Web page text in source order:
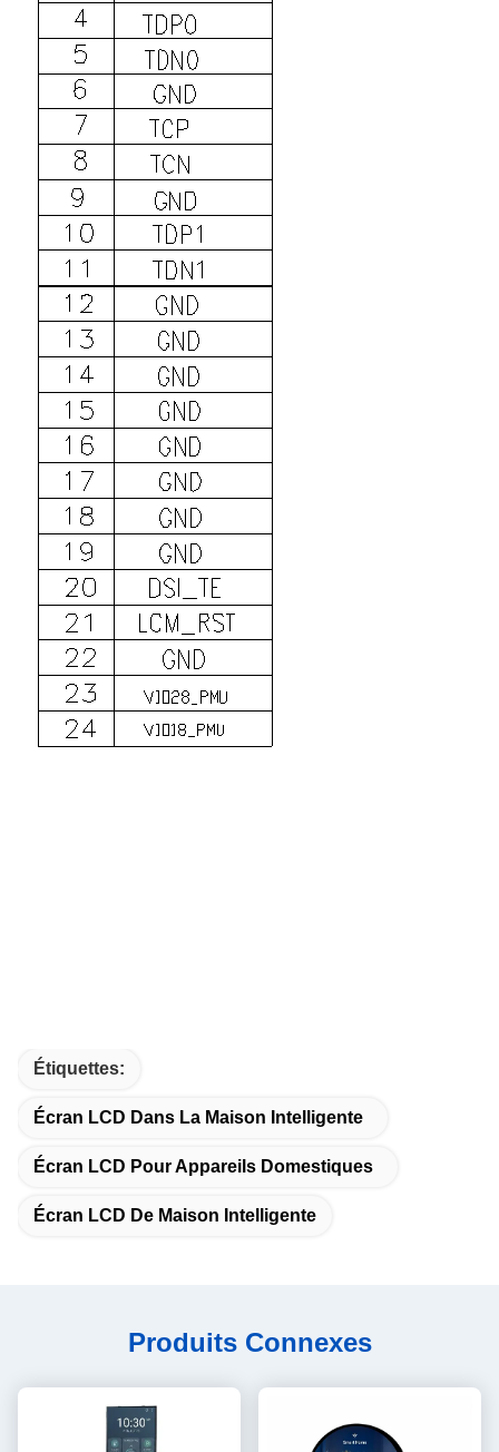
Étiquettes:
Écran LCD Dans La Maison Intelligente
Écran LCD Pour Appareils Domestiques
Écran LCD De Maison Intelligente
Produits Connexes